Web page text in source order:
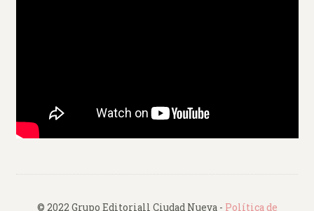
© 2022 Grupo Editoriall Ciudad Nueva - Política de